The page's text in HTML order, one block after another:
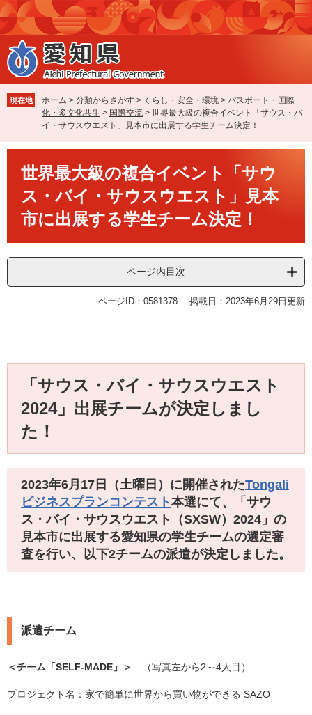
ペ
ー
ジ
の
先
で
す
メ
ニ
ュ
ー
を
ば
し
現在地 ホーム > 分類からさがす > くらし・安全・環境 > パスポート・国際
化・多文化共生 > 国際交流 > 世界最大級の複合イベント「サウス・バ
イ・サウスウエスト」見本市に出展する学生チーム決定！
世界最大級の複合イベント「サウ
ス・バイ・サウスウエスト」見本
市に出展する学生チーム決定！
ページ内目次
ページID：0581378 掲載日：2023年6月29日更新
「サウス・バイ・サウスウエスト
2024」出展チームが決定しまし
た！
2023年6月17日（土曜日）に開催されたTongali
ビジネスプランコンテスト本選にて、「サウ
ス・バイ・サウスウエスト（SXSW）2024」の
見本市に出展する愛知県の学生チームの選定審
査を行い、以下2チームの派遣が決定しました。
派遣チーム
＜チーム「SELF-MADE」＞ （写真左から2～4人目）
プロジェクト名：家で簡単に世界から買い物ができる SAZO